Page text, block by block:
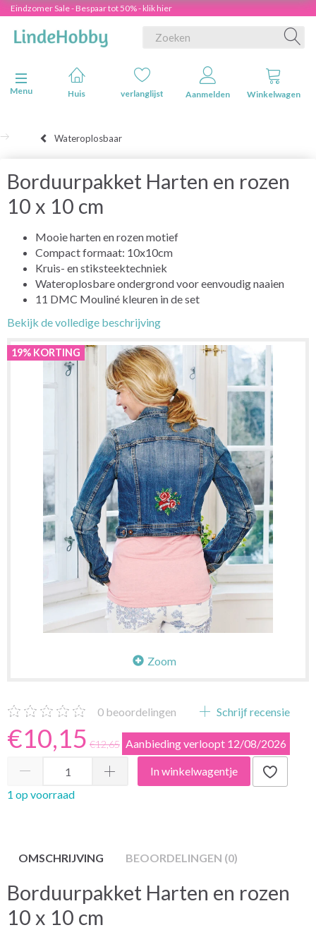
Eindzomer Sale - Bespaar tot 50% - klik hier
Navigatie in-/uitschakelen
Menu
Huis verlanglijst Aanmelden Winkelwagen
Wateroplosbaar
Borduurpakket Harten en rozen
10 x 10 cm
Mooie harten en rozen motief
Compact formaat: 10x10cm
Kruis- en stiksteektechniek
Wateroplosbare ondergrond voor eenvoudig naaien
11 DMC Mouliné kleuren in de set
Bekijk de volledige beschrijving
19% KORTING
Zoom
0 beoordelingen Schrijf recensie
€10,15 €12,65 Aanbieding verloopt 12/08/2026
In winkelwagentje
1 op voorraad
OMSCHRIJVING BEOORDELINGEN (0)
Borduurpakket Harten en rozen
10 x 10 cm